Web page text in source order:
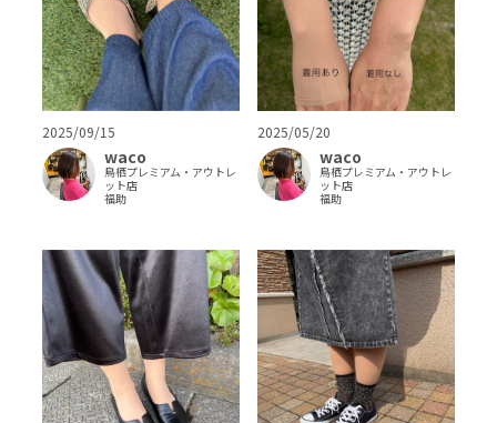
2025/09/15
waco
鳥栖プレミアム・アウトレ
ット店
福助
2025/05/20
waco
鳥栖プレミアム・アウトレ
ット店
福助